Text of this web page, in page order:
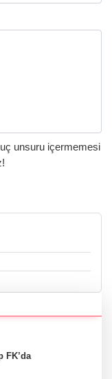
unsuru içermemesi
FK’da